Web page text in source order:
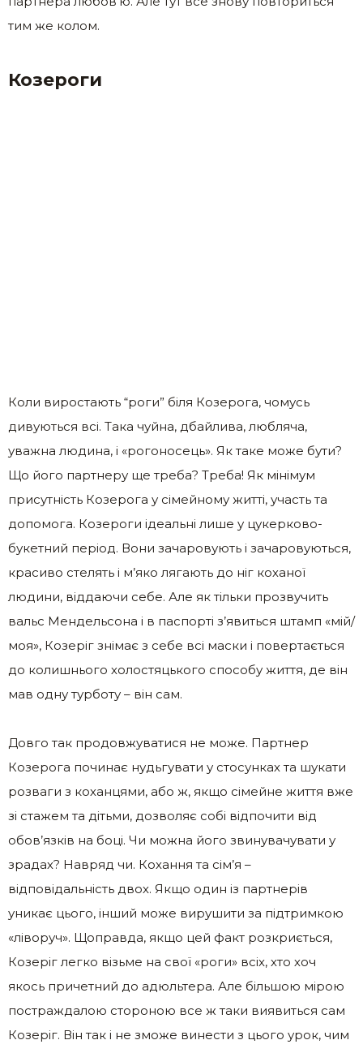
тим же колом.
Козероги
Коли виростають “роги” біля Козерога, чомусь
дивуються всі. Така чуйна, дбайлива, любляча,
уважна людина, і «рогоносець». Як таке може бути?
Що його партнеру ще треба? Треба! Як мінімум
присутність Козерога у сімейному житті, участь та
допомога. Козероги ідеальні лише у цукерково-
букетний період. Вони зачаровують і зачаровуються,
красиво стелять і м’яко лягають до ніг коханої
людини, віддаючи себе. Але як тільки прозвучить
вальс Мендельсона і в паспорті з’явиться штамп «мій/
моя», Козеріг знімає з себе всі маски і повертається
до колишнього холостяцького способу життя, де він
мав одну турботу – він сам.
Довго так продовжуватися не може. Партнер
Козерога починає нудьгувати у стосунках та шукати
розваги з коханцями, або ж, якщо сімейне життя вже
зі стажем та дітьми, дозволяє собі відпочити від
обов’язків на боці. Чи можна його звинувачувати у
зрадах? Навряд чи. Кохання та сім’я –
відповідальність двох. Якщо один із партнерів
уникає цього, інший може вирушити за підтримкою
«ліворуч». Щоправда, якщо цей факт розкриється,
Козеріг легко візьме на свої «роги» всіх, хто хоч
якось причетний до адюльтера. Але більшою мірою
постраждалою стороною все ж таки виявиться сам
Козеріг. Він так і не зможе винести з цього урок, чим